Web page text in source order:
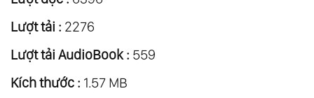
Lượt tải : 2276
Lượt tải AudioBook : 559
Kích thước : 1.57 MB